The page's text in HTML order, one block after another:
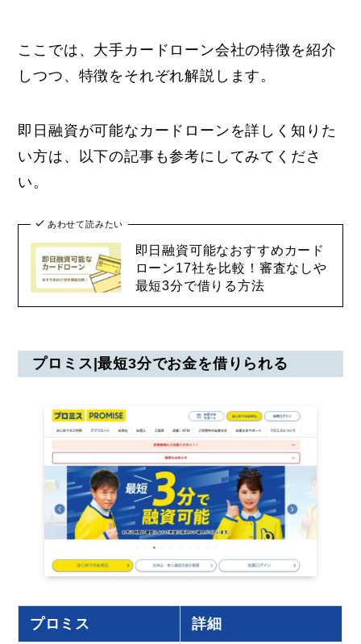
ここでは、大手カードローン会社の特徴を紹介
しつつ、特徴をそれぞれ解説します。
即日融資が可能なカードローンを詳しく知りた
い方は、以下の記事も参考にしてみてくださ
い。
あわせて読みたい
即日融資可能なおすすめカード
ローン17社を比較！審査なしや
最短3分で借りる方法
プロミス|最短3分でお金を借りられる
プロミス 詳細